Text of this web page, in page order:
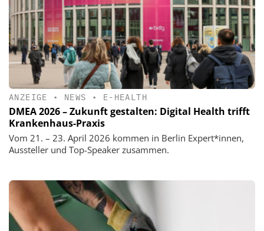
ANZEIGE • NEWS • E-HEALTH
DMEA 2026 – Zukunft gestalten: Digital Health trifft
Krankenhaus-Praxis
Vom 21. – 23. April 2026 kommen in Berlin Expert*innen,
Aussteller und Top-Speaker zusammen.